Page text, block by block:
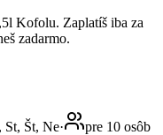
Kofolu. Zaplatíš iba za
zadarmo.
St, Št, Ne·
pre 10 osôb